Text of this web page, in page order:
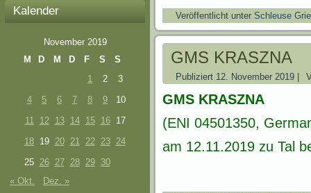
Kalender
November 2019
M
D M D F S
S
1
2
3
4
5 6 7 8 9
10
11
12 13 14 15 16
17
18 19 20 21 22 23 24
25 26 27 28 29
30
« Okt.
Dez. »
Veröffentlicht unter Schleuse
GMS KRASZNA
Publiziert 12. November 2019
GMS KRASZNA
(ENI 04501350,
am 12.11.2019 zu Tal